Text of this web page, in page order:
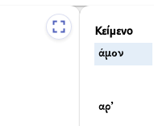
Κείμενο
άμον
αρ’